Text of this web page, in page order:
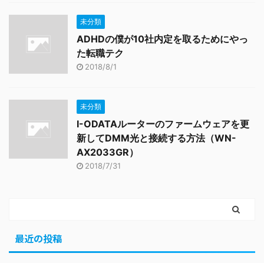
未分類
ADHDの僕が10社内定を取るためにやっ
た転職テク
2018/8/1
未分類
I-ODATAルーターのファームウェアを更
新してDMM光と接続する方法（WN-
AX2033GR）
2018/7/31
最近の投稿